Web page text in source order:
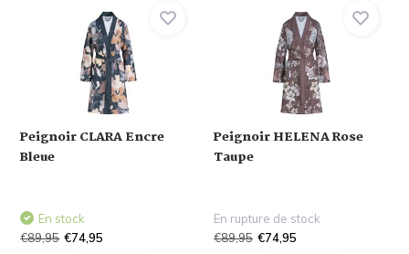
Peignoir CLARA Encre
Bleue
En stock
€89,95 €74,95
Peignoir HELENA Rose
Taupe
En rupture de stock
€89,95 €74,95